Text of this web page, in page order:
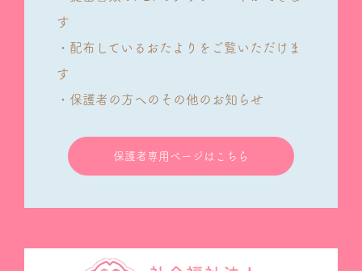
す
・配布しているおたよりをご覧いただけま
す
・保護者の方へのその他のお知らせ
保護者専用ページはこちら